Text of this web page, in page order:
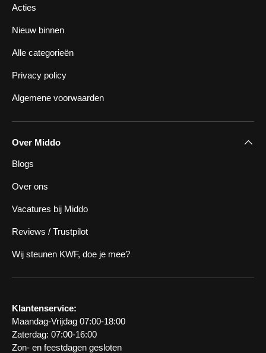
Acties
Nieuw binnen
Alle categorieën
Privacy policy
Algemene voorwaarden
Over Middo
Blogs
Over ons
Vacatures bij Middo
Reviews / Trustpilot
Wij steunen KWF, doe je mee?
Klantenservice:
Maandag-Vrijdag 07:00-18:00
Zaterdag: 07:00-16:00
Zon- en feestdagen gesloten